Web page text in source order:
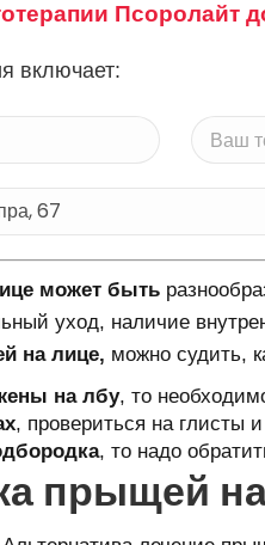
Псоролайт
включает:
может быть
уход, наличие
на лице, можно судить,
на лбу, то
, провериться на глисты
, то надо
прыщей